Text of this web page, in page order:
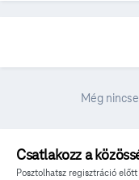
Még
Csatlakozz a
Posztolhatsz regisztráció